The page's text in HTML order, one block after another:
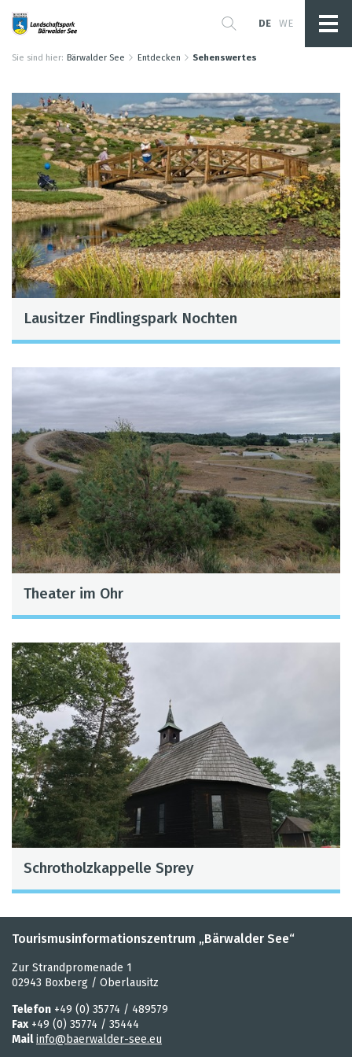
DE WE
Sie sind hier: Bärwalder See Entdecken Sehenswertes
Lau­sit­zer Find­lings­park Noch­ten
Thea­ter im Ohr
Schrot­holz­kap­pelle Sprey
Tourismusinformationszentrum „Bärwalder See“
Zur Strandpromenade 1
02943 Boxberg / Oberlausitz
Telefon +49 (0) 35774 / 489579
Fax +49 (0) 35774 / 35444
Mail info@baerwalder-see.eu